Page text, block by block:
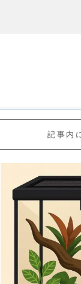
記事内